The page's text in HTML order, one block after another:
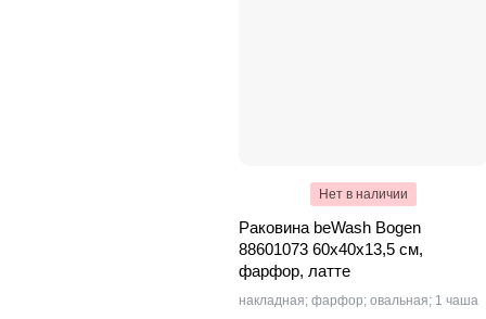
Нет в наличии
Раковина beWash Bogen
88601073 60х40х13,5 см,
фарфор, латте
накладная; фарфор; овальная; 1 чаша